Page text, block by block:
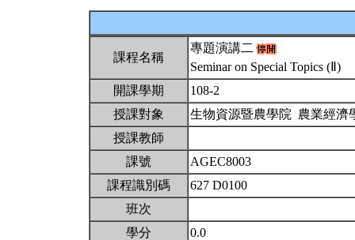
課程名稱
專題演講二
Seminar on Special Topics (Ⅱ)
開課學期
108-2
授課對象
生物資源暨農學院 農業經
授課教師
課號
AGEC8003
課程識別碼
627 D0100
班次
學分
0.0